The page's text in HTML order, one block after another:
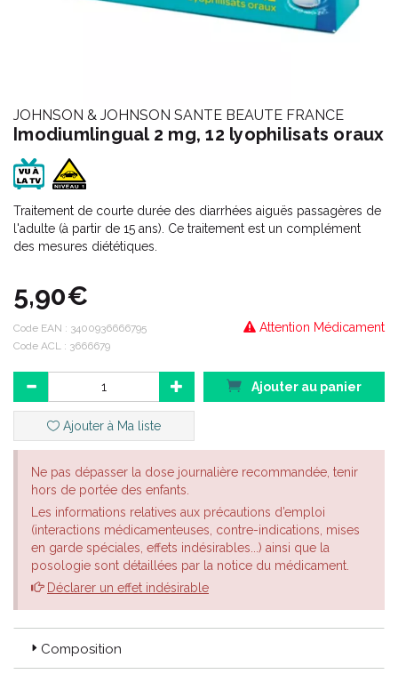
JOHNSON & JOHNSON SANTE BEAUTE FRANCE
Imodiumlingual 2 mg, 12 lyophilisats oraux
Traitement de courte durée des diarrhées aiguës passagères de
l'adulte (à partir de 15 ans). Ce traitement est un complément
des mesures diététiques.
5,90€
Attention Médicament
Code EAN : 3400936666795
Code ACL : 3666679
Ajouter au panier
Ajouter à Ma liste
Ne pas dépasser la dose journalière recommandée, tenir
hors de portée des enfants.
Les informations relatives aux précautions d’emploi
(interactions médicamenteuses, contre-indications, mises
en garde spéciales, effets indésirables...) ainsi que la
posologie sont détaillées par la notice du médicament.
Déclarer un effet indésirable
Composition